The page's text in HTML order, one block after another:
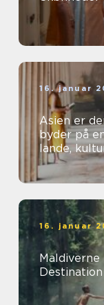
16. januar
Asien er
byder på
lande,
16. januar
Maldiverne